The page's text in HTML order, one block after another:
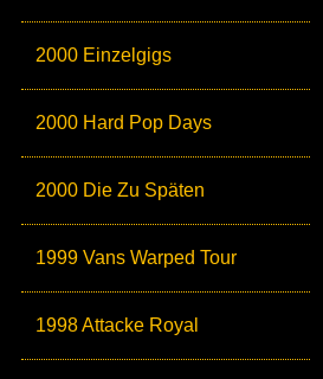
2000 Einzelgigs
2000 Hard Pop Days
2000 Die Zu Späten
1999 Vans Warped Tour
1998 Attacke Royal